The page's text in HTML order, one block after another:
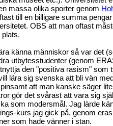
massa olika sporter genom
till en billigare summa
OBS att man oftast
plats.
känna människor så var det
utbytesstudenter (genom
den "positiva rasism" som
lära sig svenska att bli vän
att man kanske säger
gör det svårast att vara sig
som modersmål. Jag lärde
kurs jag gick på, genom
som hade vänner i stan.